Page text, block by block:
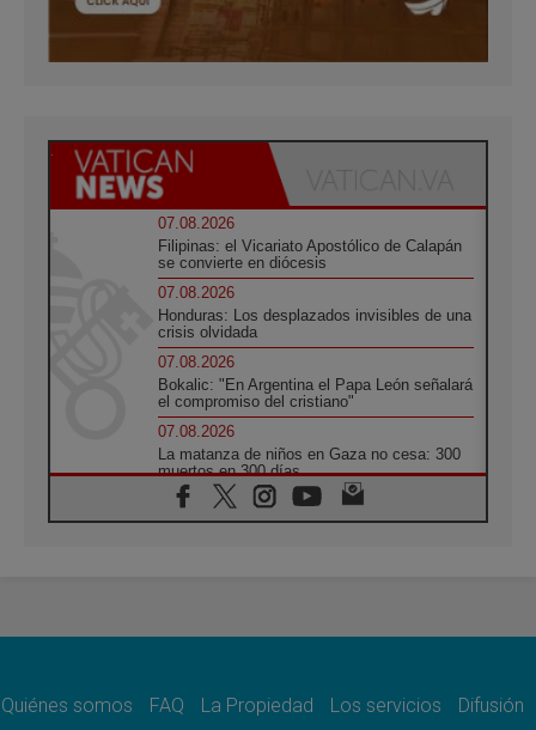
07.08.2026
Filipinas: el Vicariato Apostólico de Calapán
se convierte en diócesis
07.08.2026
Honduras: Los desplazados invisibles de una
crisis olvidada
07.08.2026
Bokalic: "En Argentina el Papa León señalará
el compromiso del cristiano"
07.08.2026
La matanza de niños en Gaza no cesa: 300
muertos en 300 días
07.08.2026
Tagle: La guerra desfigura el mundo, solo la
como misión al servicio del Evangelio
Quiénes somos FAQ La Propiedad Los servicios Difusión